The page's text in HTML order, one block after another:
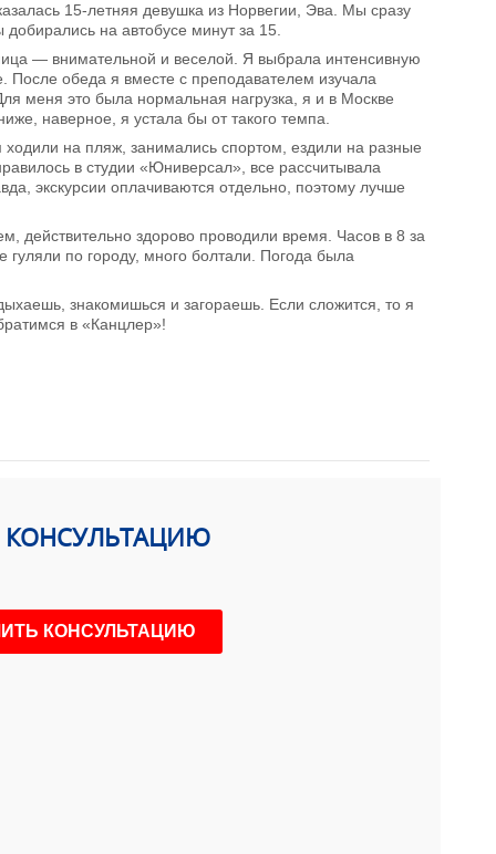
15-летняя девушка из Норвегии, Эва. Мы сразу
на автобусе минут за 15.
— внимательной и веселой. Я выбрала интенсивную
обеда я вместе с преподавателем изучала
меня это была нормальная нагрузка, я и в Москве
наверное, я устала бы от такого темпа.
на пляж, занимались спортом, ездили на разные
в студии «Юниверсал», все рассчитывала
экскурсии оплачиваются отдельно, поэтому лучше
здорово проводили время. Часов в 8 за
по городу, много болтали. Погода была
знакомишься и загораешь. Если сложится, то я
в «Канцлер»!
КОНСУЛЬТАЦИЮ